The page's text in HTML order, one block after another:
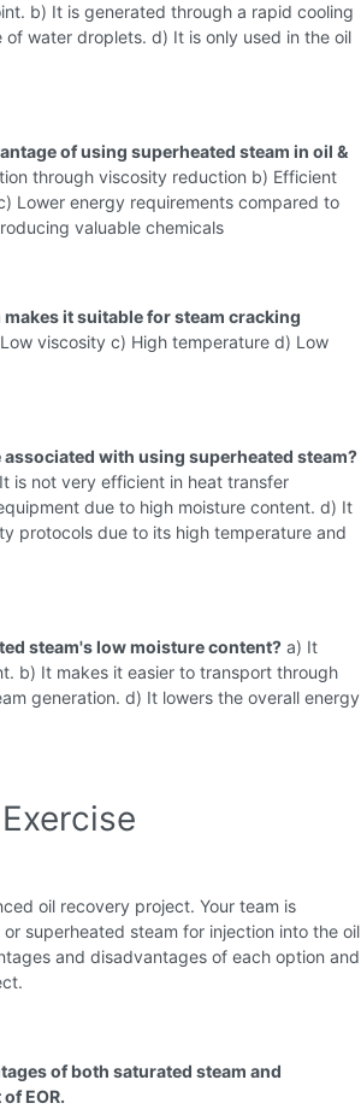
b) It is generated through a rapid cooling
water droplets. d) It is only used in the oil
of using superheated steam in oil &
through viscosity reduction b) Efficient
Lower energy requirements compared to
valuable chemicals
it suitable for steam cracking
viscosity c) High temperature d) Low
with using superheated steam?
is not very efficient in heat transfer
due to high moisture content. d) It
protocols due to its high temperature and
steam's low moisture content? a) It
b) It makes it easier to transport through
generation. d) It lowers the overall energy
oil recovery project. Your team is
superheated steam for injection into the oil
and disadvantages of each option and
of both saturated steam and
EOR.